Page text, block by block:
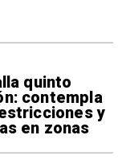
quinto
contempla
y
en zonas